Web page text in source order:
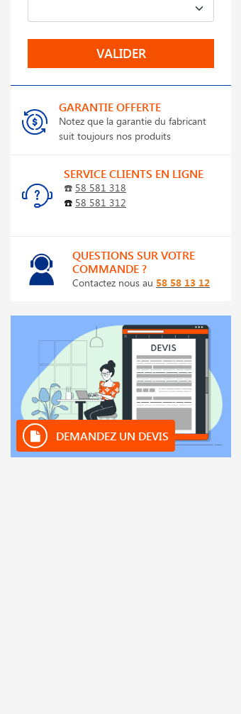
En stock
VALIDER
GARANTIE OFFERTE
Notez que la garantie du fabricant
suit toujours nos produits
SERVICE CLIENTS EN LIGNE
☎️ 58 581 318
☎️ 58 581 312
QUESTIONS SUR VOTRE
COMMANDE ?
Contactez nous au 58 58 13 12
DEMANDEZ UN DEVIS